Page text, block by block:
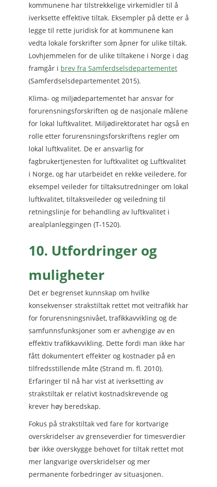
kommunene har tilstrekkelige virkemidler til å
iverksette effektive tiltak. Eksempler på dette er å
legge til rette juridisk for at kommunene kan
vedta lokale forskrifter som åpner for ulike tiltak.
Lovhjemmelen for de ulike tiltakene i Norge i dag
framgår i brev fra Samferdselsdepartementet
(Samferdselsdepartementet 2015).
Klima- og miljødepartementet har ansvar for
forurensningsforskriften og de nasjonale målene
for lokal luftkvalitet. Miljødirektoratet har også en
rolle etter forurensningsforskriftens regler om
lokal luftkvalitet. De er ansvarlig for
fagbrukertjenesten for luftkvalitet og Luftkvalitet
i Norge, og har utarbeidet en rekke veiledere, for
eksempel veileder for tiltaksutredninger om lokal
luftkvalitet, tiltaksveileder og veiledning til
retningslinje for behandling av luftkvalitet i
arealplanleggingen (T-1520).
10. Utfordringer og
muligheter
Det er begrenset kunnskap om hvilke
konsekvenser strakstiltak rettet mot veitrafikk har
for forurensningsnivået, trafikkavvikling og de
samfunnsfunksjoner som er avhengige av en
effektiv trafikkavvikling. Dette fordi man ikke har
fått dokumentert effekter og kostnader på en
tilfredsstillende måte (Strand m. fl. 2010).
Erfaringer til nå har vist at iverksetting av
strakstiltak er relativt kostnadskrevende og
krever høy beredskap.
Fokus på strakstiltak ved fare for kortvarige
overskridelser av grenseverdier for timesverdier
bør ikke overskygge behovet for tiltak rettet mot
mer langvarige overskridelser og mer
permanente forbedringer av situasjonen.